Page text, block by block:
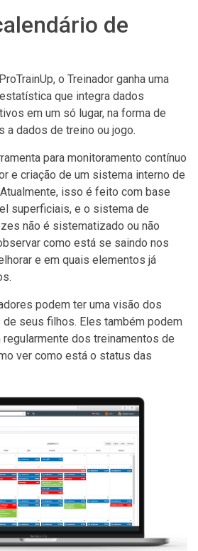
de
o Treinador ganha uma
que integra dados
em um só lugar, na forma de
a dados de treino ou jogo.
para monitoramento contínuo
e criação de um sistema interno de
isso é feito com base
superficiais, e o sistema de
não é sistematizado ou não
como está se saindo nos
e em quais elementos já
podem ter uma visão dos
seus filhos. Eles também podem
dos treinamentos de
ver como está o status das